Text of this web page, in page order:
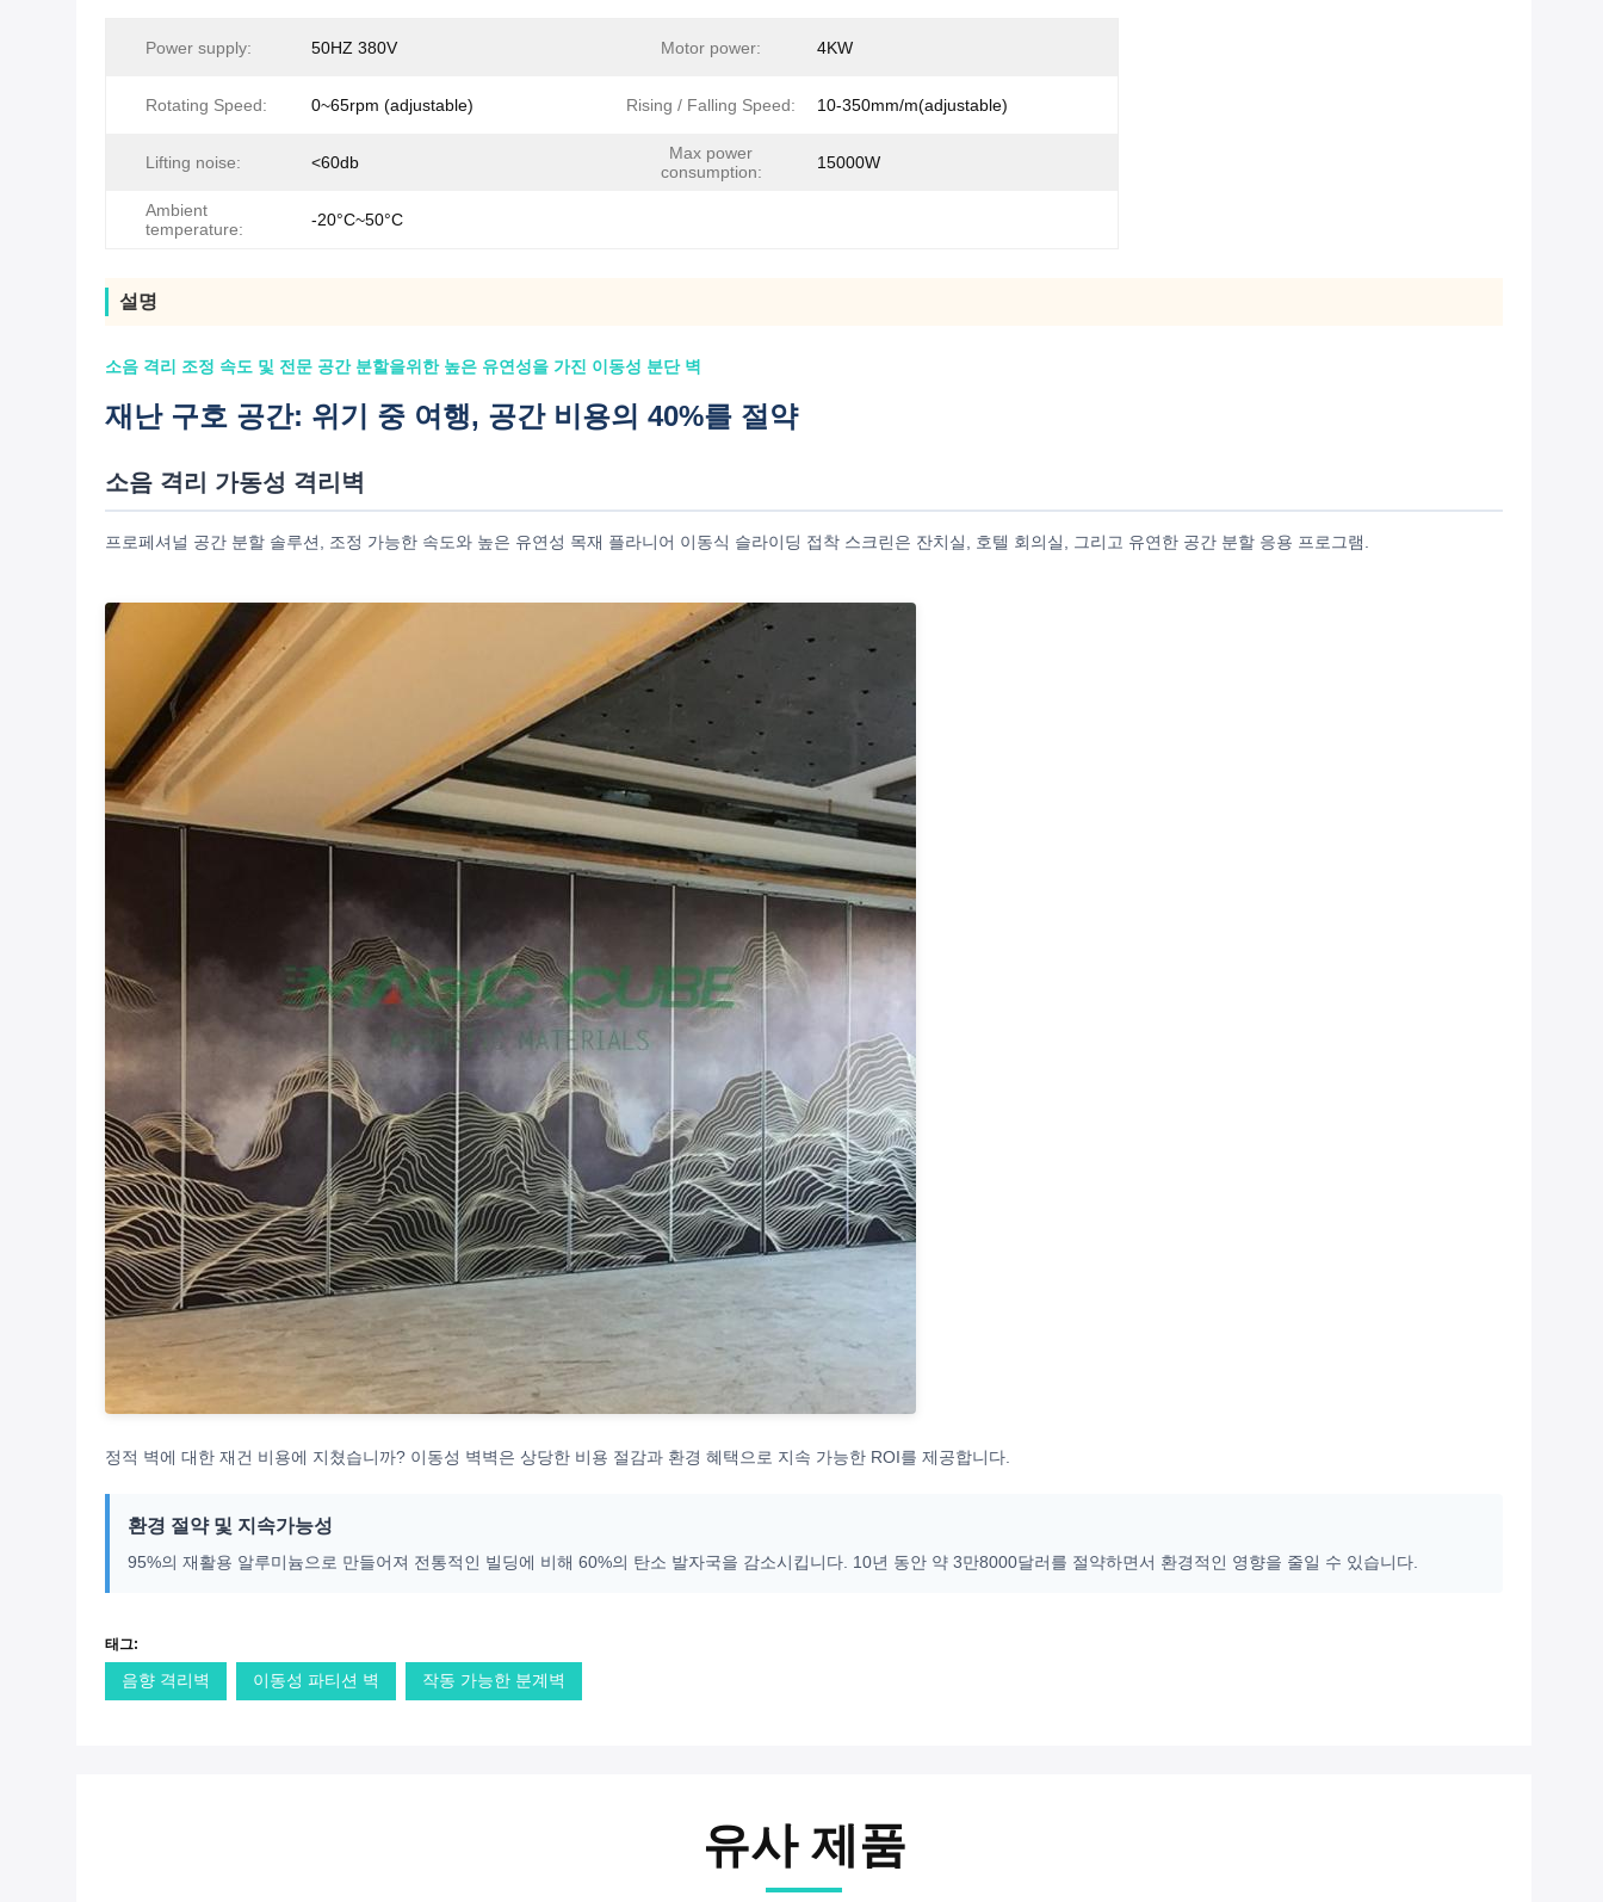
Power supply: 50HZ 380V Motor power: 4KW
Rotating Speed: 0~65rpm (adjustable) Rising / Falling Speed: 10-350mm/m(adjustable)
Lifting noise: <60db
Max power
consumption:
15000W
Ambient
temperature:
-20°C~50°C
설명
소음 격리 조정 속도 및 전문 공간 분할을위한 높은 유연성을 가진 이동성 분단 벽
재난 구호 공간: 위기 중 여행, 공간 비용의 40%를 절약
소음 격리 가동성 격리벽
프로페셔널 공간 분할 솔루션, 조정 가능한 속도와 높은 유연성 목재 플라니어 이동식 슬라이딩 접착 스크린은 잔치실, 호텔 회의실, 그리고 유연한 공간 분할 응용 프로그램.
정적 벽에 대한 재건 비용에 지쳤습니까? 이동성 벽벽은 상당한 비용 절감과 환경 혜택으로 지속 가능한 ROI를 제공합니다.
환경 절약 및 지속가능성
95%의 재활용 알루미늄으로 만들어져 전통적인 빌딩에 비해 60%의 탄소 발자국을 감소시킵니다. 10년 동안 약 3만8000달러를 절약하면서 환경적인 영향을 줄일 수 있습니다.
태그:
음향 격리벽 이동성 파티션 벽 작동 가능한 분계벽
유사 제품